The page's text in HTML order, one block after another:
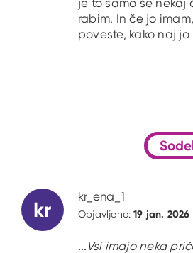
rabim. In če jo
poveste, kako naj jo
kr
kr_ena_1
Objavljeno:19 jan. 2026
...Vsi imajo neka